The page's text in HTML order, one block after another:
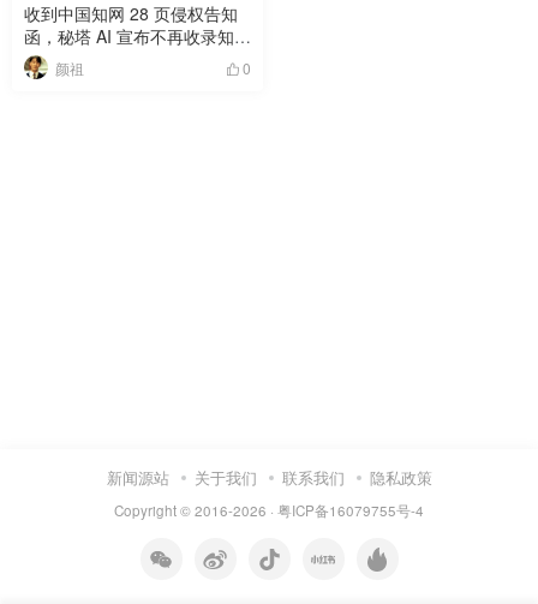
收到中国知网 28 页侵权告知
函，秘塔 AI 宣布不再收录知网
文献题录、摘要数据
颜祖 0
新闻源站 关于我们 联系我们 隐私政策
Copyright © 2016-2026 · 粤ICP备16079755号-4